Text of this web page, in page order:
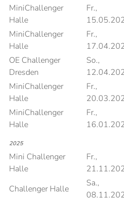
MiniChallenger
Halle
Fr.,
MiniChallenger
Halle
Fr.,
OE Challenger
Dresden
So.,
MiniChallenger
Halle
Fr.,
MiniChallenger
Halle
Fr.,
2025
Mini Challenger
Halle
Fr.,
Challenger Halle
Sa.,